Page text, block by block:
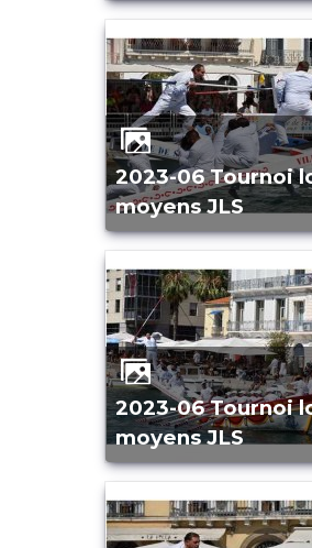
2023-06 Tournoi lourds
moyens JLS
2023-06 Tournoi lourds
moyens JLS